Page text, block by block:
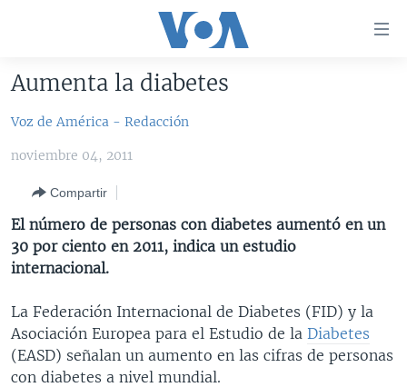
accesibilidad
al
principal
navegador
principal
Salte
búsqueda
AMÉRICA DEL NORTE
EEUU
MÉXICO
HAITÍ
ELECCIONES EEUU 2024
ELECCIONES EEUU
VOTO DIVIDIDO
VOA VERIFICA
VOA VERIFICA UCRANIA/RUSIA
VOA VERIFICA INMIGRACIÓN
VOA VERIFICA AMÉRICA LATINA
AMÉRICA LATINA
ARGENTINA
BOLIVIA
CHILE
PERÚ
CHINA EN AMÉRICA LATINA
CENTROAMÉRICA
EL SALVADOR
GUATEMALA
INMIGRACIÓN
LIBERTAD DE PRENSA
ESPECIALES DE LA VOA
LIBERTAD DE PRENSA
Aumenta la diabetes
Voz de América - Redacción
noviembre 04, 2011
Compartir
El número de personas con diabetes aumentó en un
30 por ciento en 2011, indica un estudio
internacional.
La Federación Internacional de Diabetes (FID) y la
Asociación Europea para el Estudio de la Diabetes
(EASD) señalan un aumento en las cifras de personas
con diabetes a nivel mundial.